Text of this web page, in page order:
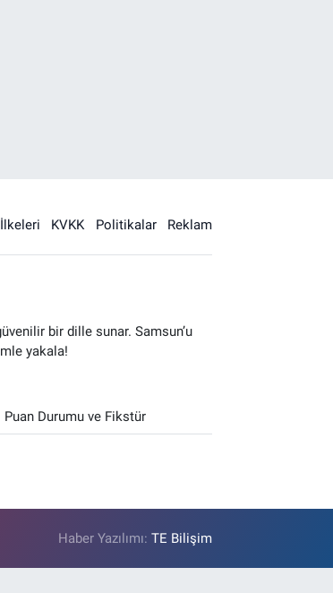
İlkeleri KVKK Politikalar Reklam
bir dille sunar. Samsun’u
yakala!
Puan Durumu ve Fikstür
Haber Yazılımı:TE Bilişim